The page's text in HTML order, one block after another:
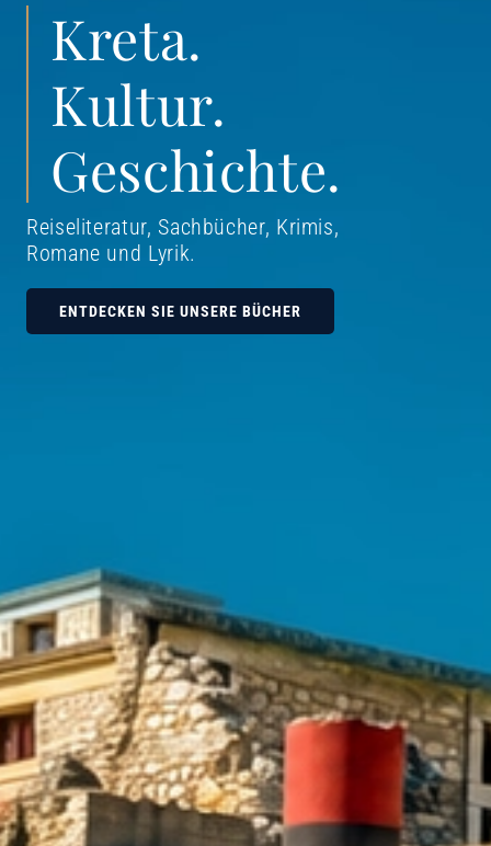
Kreta.
Kultur.
Geschichte.
Reiseliteratur, Sachbücher, Krimis,
Romane und Lyrik.
ENTDECKEN SIE UNSERE BÜCHER